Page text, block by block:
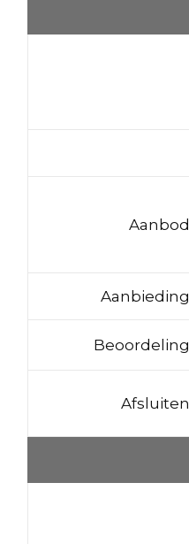
Aanbod
Aanbieding
Beoordeling
Afsluiten